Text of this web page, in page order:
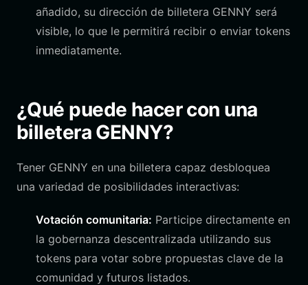
añadido, su dirección de billetera GENNY será
visible, lo que le permitirá recibir o enviar tokens
inmediatamente.
¿Qué puede hacer con una
billetera GENNY?
Tener GENNY en una billetera capaz desbloquea
una variedad de posibilidades interactivas:
Votación comunitaria: Participe directamente en
la gobernanza descentralizada utilizando sus
tokens para votar sobre propuestas clave de la
comunidad y futuros listados.